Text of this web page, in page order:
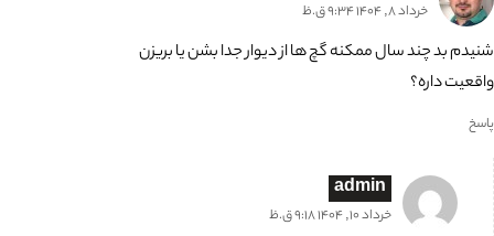
خرداد 8, 1404 9:34 ق.ظ
شنیدم بد چند سال ممکنه گچ ها از دیوار جدا بشن یا بریزن
واقعیت داره؟
پاسخ
admin
خرداد 10, 1404 9:18 ق.ظ